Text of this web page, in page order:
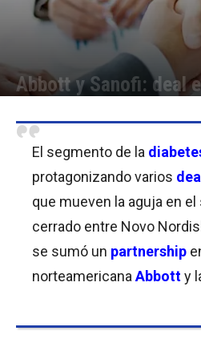
Abbott y Sanofi: deal
El segmento de la
protagonizando varios
que mueven la aguja en
cerrado entre Novo
se sumó un partnership
norteamericana Abbotty